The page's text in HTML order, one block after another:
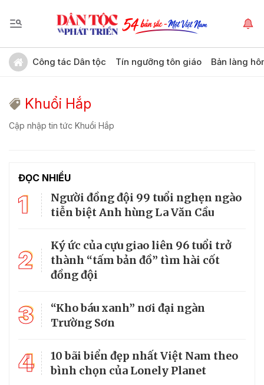
Công tác Dân tộc Tín ngưỡng tôn giáo Bản làng
Khuổi Hắp
Cập nhập tin tức Khuổi Hắp
ĐỌC NHIỀU
1
Người đồng đội 99 tuổi nghẹn ngào
tiễn biệt Anh hùng La Văn Cầu
2
Ký ức của cựu giao liên 96 tuổi trở
thành “tấm bản đồ” tìm hài cốt
đồng đội
3
“Kho báu xanh” nơi đại ngàn
Trường Sơn
4
10 bãi biển đẹp nhất Việt Nam theo
bình chọn của Lonely Planet